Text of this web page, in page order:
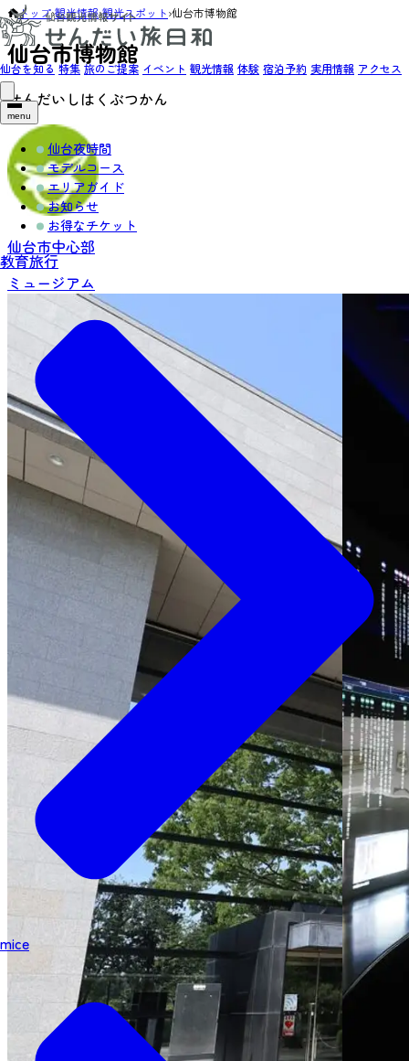
仙台を知る 特集 旅のご提案 イベント 観光情報 体験 宿泊予約 実用情報 アクセス
menu
仙台夜時間
モデルコース
エリアガイド
お知らせ
お得なチケット
教育旅行
mice
トップ›観光情報›観光スポット›仙台市博物館
仙台市博物館
せんだいしはくぶつかん
仙台市中心部
ミュージアム